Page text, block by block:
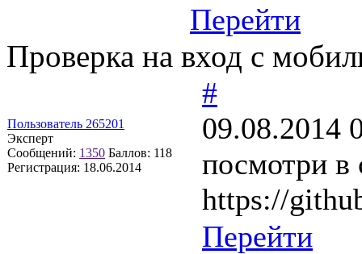
Перейти
Проверка на вход с
Пользователь 265201
Эксперт
Сообщений: 1350 Баллов: 118
Регистрация: 18.06.2014
#
09.08.2014
посмотри в
https://
Перейти